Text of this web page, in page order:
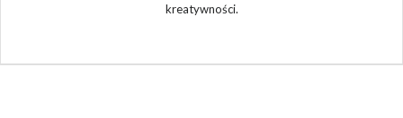
kreatywności.